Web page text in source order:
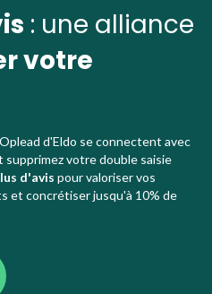
: une alliance
votre
d'Eldo se connectent avec
supprimez votre double saisie
d'avis pour valoriser vos
et concrétiser jusqu'à 10% de